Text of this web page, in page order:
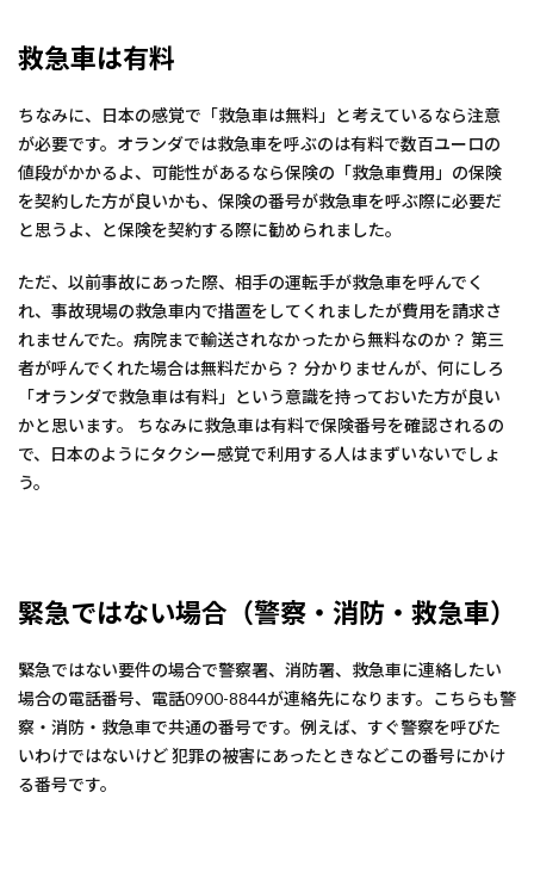
救急車は有料
ちなみに、日本の感覚で「救急車は無料」と考えているなら注意
が必要です。オランダでは救急車を呼ぶのは有料で数百ユーロの
値段がかかるよ、可能性があるなら保険の「救急車費用」の保険
を契約した方が良いかも、保険の番号が救急車を呼ぶ際に必要だ
と思うよ、と保険を契約する際に勧められました。
ただ、以前事故にあった際、相手の運転手が救急車を呼んでく
れ、事故現場の救急車内で措置をしてくれましたが費用を請求さ
れませんでた。病院まで輸送されなかったから無料なのか？ 第三
者が呼んでくれた場合は無料だから？ 分かりませんが、何にしろ
「オランダで救急車は有料」という意識を持っておいた方が良い
かと思います。 ちなみに救急車は有料で保険番号を確認されるの
で、日本のようにタクシー感覚で利用する人はまずいないでしょ
う。
緊急ではない場合（警察・消防・救急車）
緊急ではない要件の場合で警察署、消防署、救急車に連絡したい
場合の電話番号、電話0900-8844が連絡先になります。こちらも警
察・消防・救急車で共通の番号です。例えば、すぐ警察を呼びた
いわけではないけど 犯罪の被害にあったときなどこの番号にかけ
る番号です。